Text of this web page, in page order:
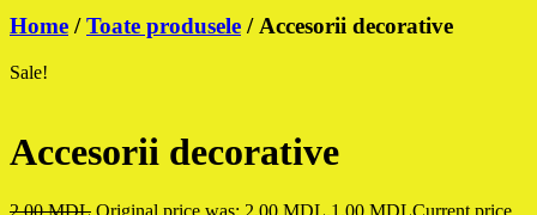
Home /Toate produsele / Accesorii decorative
Sale!
Accesorii decorative
2.00MDL Original price was: 2.00 MDL.1.00 MDLCurrent price